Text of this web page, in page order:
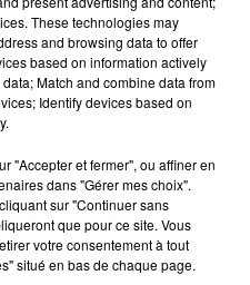
These technologies may
and browsing data to offer
based on information actively
Match and combine data from
Identify devices based on
"Accepter et fermer", ou affiner en
dans "Gérer mes choix".
sur "Continuer sans
que pour ce site. Vous
votre consentement à tout
situé en bas de chaque page.